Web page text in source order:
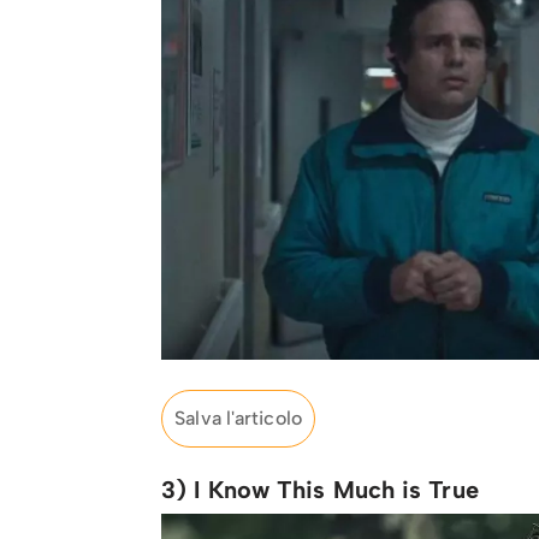
Salva l'articolo
3) I Know This Much is True